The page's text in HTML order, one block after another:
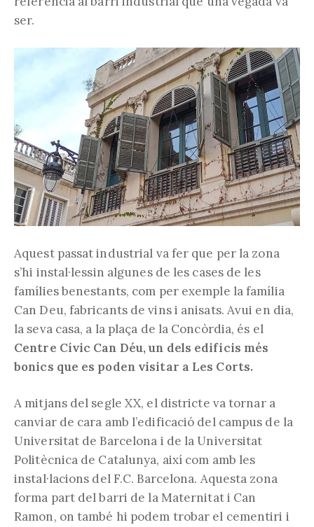
ser.
Aquest passat industrial va fer que per la zona
s’hi instal·lessin algunes de les cases de les
famílies benestants, com per exemple la família
Can Deu, fabricants de vins i anisats. Avui en dia,
la seva casa, a la plaça de la Concòrdia, és el
Centre Cívic Can Déu, un dels edificis més
bonics que es poden visitar a Les Corts.
A mitjans del segle XX, el districte va tornar a
canviar de cara amb l’edificació del campus de la
Universitat de Barcelona i de la Universitat
Politècnica de Catalunya, així com amb les
instal·lacions del F.C. Barcelona. Aquesta zona
forma part del barri de la Maternitat i Can
Ramon, on també hi podem trobar el cementiri i